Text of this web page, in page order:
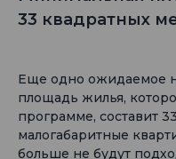
33 квадратных
Еще одно ожидаемое
площадь жилья,
программе, составит
малогабаритные
больше не будут